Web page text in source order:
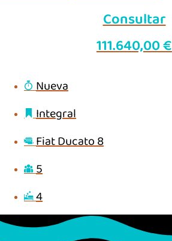
Consultar
111.640,00€
Nueva
Integral
Fiat Ducato 8
5
4